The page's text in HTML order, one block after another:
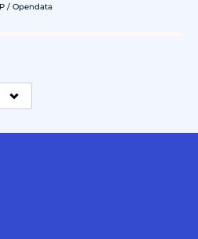
/ Opendata